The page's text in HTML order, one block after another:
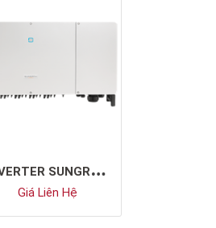
I
NVERTER SUNGROW SG110CX
Giá Liên Hệ